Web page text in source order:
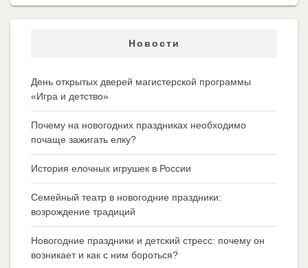
Новости
День открытых дверей магистерской программы
«Игра и детство»
Почему на новогодних праздниках необходимо
почаще зажигать елку?
История елочных игрушек в России
Семейный театр в новогодние праздники:
возрождение традиций
Новогодние праздники и детский стресс: почему он
возникает и как с ним бороться?